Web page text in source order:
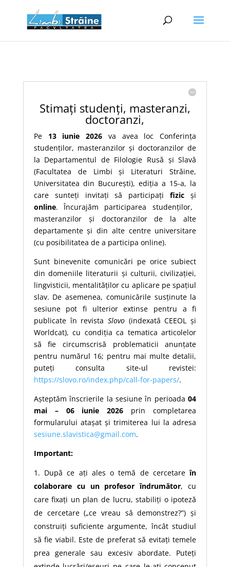
Stimați studenți, masteranzi,
doctoranzi,
Pe 13 iunie 2026 va avea loc Conferința
studenților, masteranzilor și doctoranzilor de
la Departamentul de Filologie Rusă și Slavă
(Facultatea de Limbi și Literaturi Străine,
Universitatea din București), ediția a 15-a, la
care sunteți invitați să participațifizicși
online. Încurajăm participarea studenților,
masteranzilor și doctoranzilor de la alte
departamente și din alte centre universitare
(cu posibilitatea de a participa online).
Sunt binevenite comunicări pe orice subiect
din domeniile literaturii și culturii, civilizației,
lingvisticii, mentalităților cu aplicare pe spațiul
slav. De asemenea, comunicările susținute la
sesiune pot fi ulterior extinse pentru a fi
publicate în revista Slovo (indexată CEEOL și
Worldcat), cu condiția ca tematica articolelor
să fie circumscrisă problematicii anunțate
pentru numărul 16; pentru mai multe detalii,
puteți consulta site-ul revistei:
https://slovo.ro/index.php/call-for-papers/.
Așteptăm înscrierile la sesiune în perioada04
mai – 06 iunie 2026 prin completarea
formularului atașat și trimiterea lui la adresa
sesiune.slavistica@gmail.com.
Important:
După ce ați ales o temă de cercetareîn
colaborare cu un profesor îndrumător, cu
care fixați un plan de lucru, stabiliți o ipoteză
de cercetare („ce vreau să demonstrez?”) și
construiți suficiente argumente, încât studiul
să fie viabil. Este de preferat să evitați temele
prea generale sau excesiv abordate. Puteți